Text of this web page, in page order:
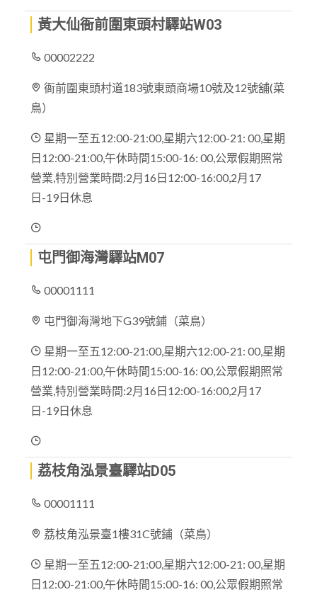
黃大仙衙前圍東頭村驛站W03
00002222
衙前圍東頭村道183號東頭商場10號及12號舖(菜
鳥）
星期一至五12:00-21:00,星期六12:00-21: 00,星期
日12:00-21:00,午休時間15:00-16: 00,公眾假期照常
營業,特別營業時間:2月16日12:00-16:00,2月17
日-19日休息
屯門御海灣驛站M07
00001111
屯門御海灣地下G39號鋪（菜鳥）
星期一至五12:00-21:00,星期六12:00-21: 00,星期
日12:00-21:00,午休時間15:00-16: 00,公眾假期照常
營業,特別營業時間:2月16日12:00-16:00,2月17
日-19日休息
荔枝角泓景臺驛站D05
00001111
荔枝角泓景臺1樓31C號鋪（菜鳥）
星期一至五12:00-21:00,星期六12:00-21: 00,星期
日12:00-21:00,午休時間15:00-16: 00,公眾假期照常